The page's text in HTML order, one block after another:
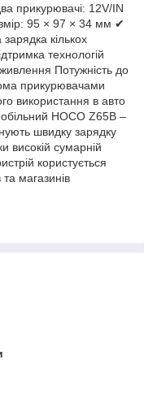
прикурювачі: 12V/IN
95 × 97 × 34 мм ✔
кількох
технологій
Потужність до
прикурювачами
використання в авто
HOCO Z65B –
швидку зарядку
високій сумарній
користується
магазинів